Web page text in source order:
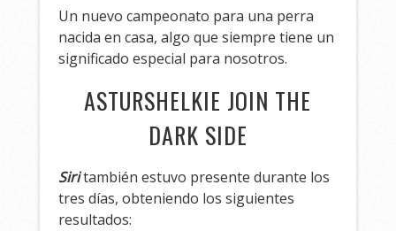
Un nuevo campeonato para una perra
nacida en casa, algo que siempre tiene un
significado especial para nosotros.
ASTURSHELKIE JOIN THE
DARK SIDE
Siritambién estuvo presente durante los
tres días, obteniendo los siguientes
resultados: